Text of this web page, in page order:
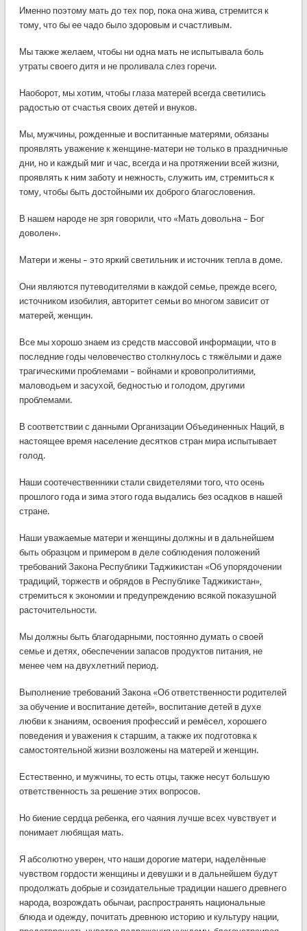
Именно поэтому мать до тех пор, пока она жива, стремится к
тому, что бы ее чадо было здоровым и счастливым.
Мы также желаем, чтобы ни одна мать не испытывала боль
утраты своего дитя и не проливала слез горечи.
Наоборот, мы хотим, чтобы глаза матерей всегда светились
радостью от счастья своих детей и внуков.
Мы, мужчины, рожденные и воспитанные матерями, обязаны
проявлять уважение к женщине-матери не только в праздничные
дни, но и каждый миг и час, всегда и на протяжении всей жизни,
проявлять к ним заботу и нежность, служить им, стремиться к
тому, чтобы быть достойными их доброго благословения.
В нашем народе не зря говорили, что «Мать довольна – Бог
доволен».
Матери и жены – это яркий светильник и источник тепла в доме.
Они являются путеводителями в каждой семье, прежде всего,
источником изобилия, авторитет семьи во многом зависит от
матерей, женщин.
Все мы хорошо знаем из средств массовой информации, что в
последние годы человечество столкнулось с тяжёлыми и даже
трагическими проблемами – войнами и кровопролитиями,
маловодьем и засухой, бедностью и голодом, другими
проблемами.
В соответствии с данными Организации Объединенных Наций, в
настоящее время население десятков стран мира испытывает
голод.
Наши соотечественники стали свидетелями того, что осень
прошлого года и зима этого года выдались без осадков в нашей
стране.
Наши уважаемые матери и женщины должны и в дальнейшем
быть образцом и примером в деле соблюдения положений
требований Закона Республики Таджикистан «Об упорядочении
традиций, торжеств и обрядов в Республике Таджикистан»,
стремиться к экономии и предупреждению всякой показушной
расточительности.
Мы должны быть благодарными, постоянно думать о своей
семье и детях, обеспечении запасов продуктов питания, не
менее чем на двухлетний период.
Выполнение требований Закона «Об ответственности родителей
за обучение и воспитание детей», воспитание детей в духе
любви к знаниям, освоения профессий и ремёсел, хорошего
поведения и уважения к старшим, а также их подготовка к
самостоятельной жизни возложены на матерей и женщин.
Естественно, и мужчины, то есть отцы, также несут большую
ответственность за решение этих вопросов.
Но биение сердца ребенка, его чаяния лучше всех чувствует и
понимает любящая мать.
Я абсолютно уверен, что наши дорогие матери, наделённые
чувством гордости женщины и девушки и в дальнейшем будут
продолжать добрые и созидательные традиции нашего древнего
народа, возрождать обычаи, распространять национальные
блюда и одежду, почитать древнюю историю и культуру нации,